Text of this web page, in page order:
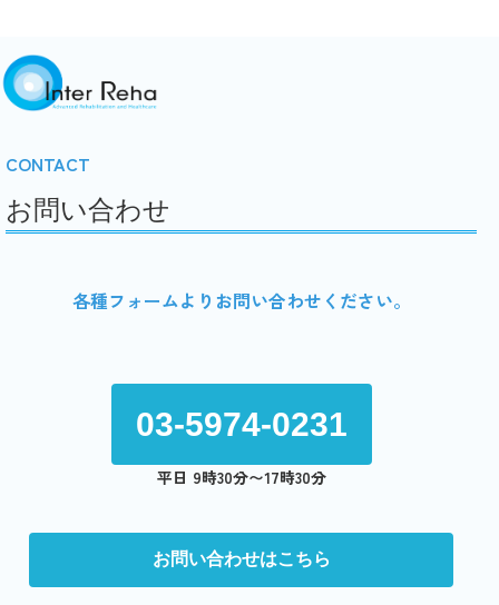
CONTACT
お問い合わせ
各種フォームよりお問い合わせください。
03-5974-0231
平日 9時30分〜17時30分
お問い合わせはこちら